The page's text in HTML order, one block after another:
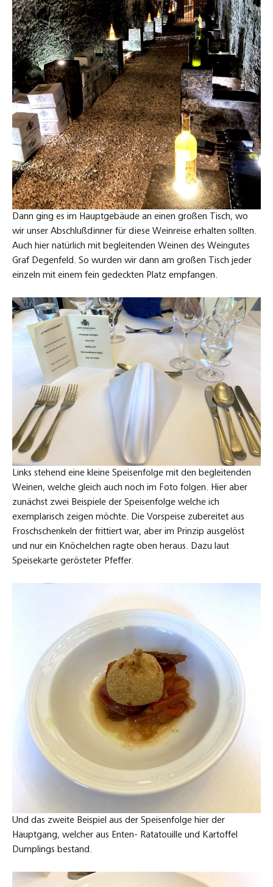
Dann ging es im Hauptgebäude an einen großen Tisch, wo
wir unser Abschlußdinner für diese Weinreise erhalten sollten.
Auch hier natürlich mit begleitenden Weinen des Weingutes
Graf Degenfeld. So wurden wir dann am großen Tisch jeder
einzeln mit einem fein gedeckten Platz empfangen.
Links stehend eine kleine Speisenfolge mit den begleitenden
Weinen, welche gleich auch noch im Foto folgen. Hier aber
zunächst zwei Beispiele der Speisenfolge welche ich
exemplarisch zeigen möchte. Die Vorspeise zubereitet aus
Froschschenkeln der frittiert war, aber im Prinzip ausgelöst
und nur ein Knöchelchen ragte oben heraus. Dazu laut
Speisekarte gerösteter Pfeffer.
Und das zweite Beispiel aus der Speisenfolge hier der
Hauptgang, welcher aus Enten- Ratatouille und Kartoffel
Dumplings bestand.